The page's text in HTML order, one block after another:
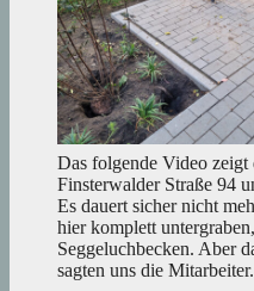
Das folgende Video
Finsterwalder Straße 94
Es dauert sicher nicht
hier komplett
Seggeluchbecken. Aber
sagten uns die Mitarbeiter.